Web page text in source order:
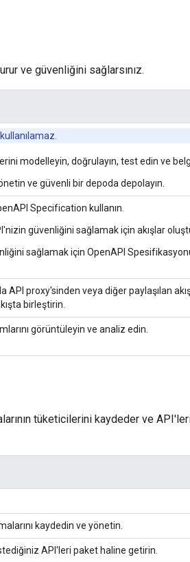
ve güvenliğini sağlarsınız.
modelleyin, doğrulayın, test edin ve
ve güvenli bir depoda depolayın.
Specification kullanın.
güvenliğini sağlamak için akışlar
sağlamak için OpenAPI
API proxy'sinden veya diğer paylaşılan
birleştirin.
görüntüleyin ve analiz edin.
tüketicilerini kaydeder ve
kaydedin ve yönetin.
API'leri paket haline getirin.